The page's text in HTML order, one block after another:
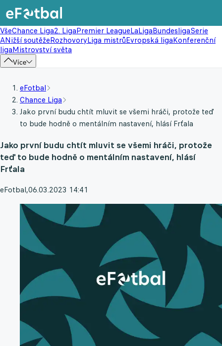
VšeChance Liga2. LigaPremier LeagueLaLigaBundesligaSerie
ANižší soutěžeRozhovoryLiga mistrůEvropská ligaKonferenční
ligaMistrovství světa
Více
eFotbal
Chance Liga
Jako první budu chtít mluvit se všemi hráči, protože teď
to bude hodně o mentálním nastavení, hlásí Frťala
Jako první budu chtít mluvit se všemi hráči, protože
teď to bude hodně o mentálním nastavení, hlásí
Frťala
eFotbal,06.03.2023 14:41